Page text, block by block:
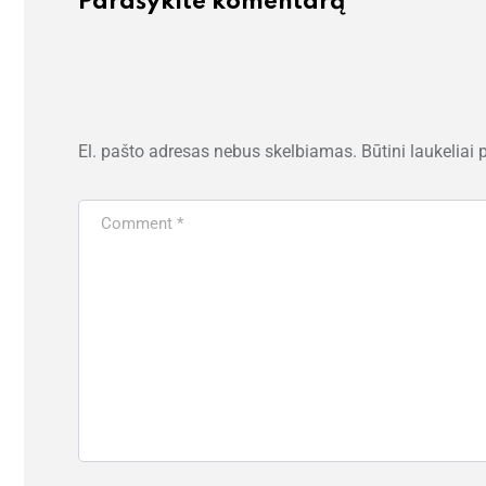
El. pašto adresas nebus skelbiamas. Būtini laukeliai